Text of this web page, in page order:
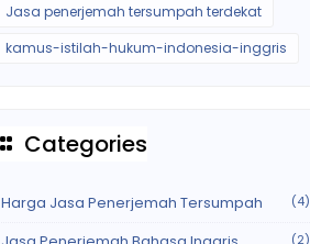
Jasa penerjemah tersumpah terdekat
kamus-istilah-hukum-indonesia-inggris
Categories
Harga Jasa Penerjemah Tersumpah (4)
(2)